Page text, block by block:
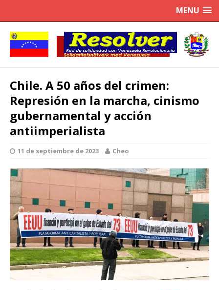
MENU
Chile. A 50 años del crimen:
Represión en la marcha, cinismo
gubernamental y acción
antiimperialista
11 de septiembre de 2023 Cheo